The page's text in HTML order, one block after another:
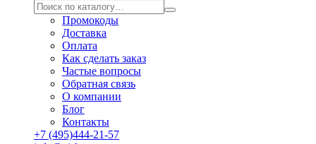
Промокоды
Доставка
Оплата
Как сделать заказ
Частые вопросы
Обратная связь
О компании
Блог
Контакты
+7 (495)444-21-57